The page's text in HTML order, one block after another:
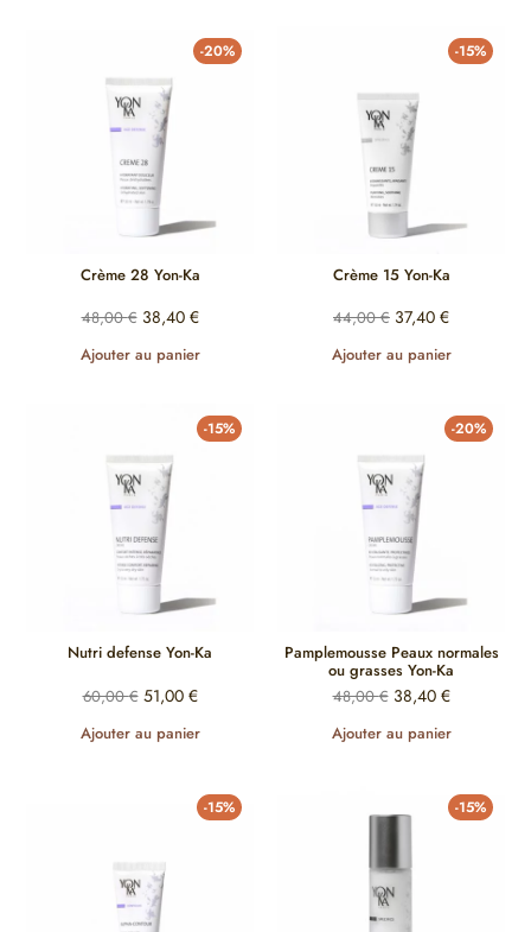
-20%
Crème 28 Yon-Ka
48,00€ 38,40 €
Ajouter au panier
-15%
Crème 15 Yon-Ka
44,00€ 37,40 €
Ajouter au panier
-15%
Nutri defense Yon-Ka
60,00€ 51,00 €
Ajouter au panier
-20%
Pamplemousse Peaux normales
ou grasses Yon-Ka
48,00€ 38,40 €
Ajouter au panier
-15% -15%